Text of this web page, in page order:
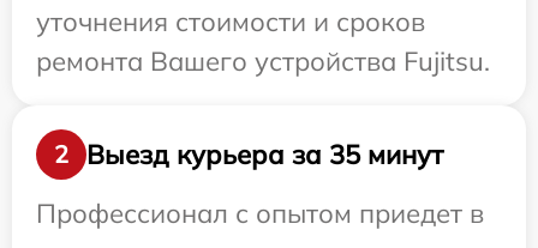
уточнения стоимости и сроков
ремонта Вашего устройства Fujitsu.
2
Выезд курьера за 35 минут
Профессионал с опытом приедет в